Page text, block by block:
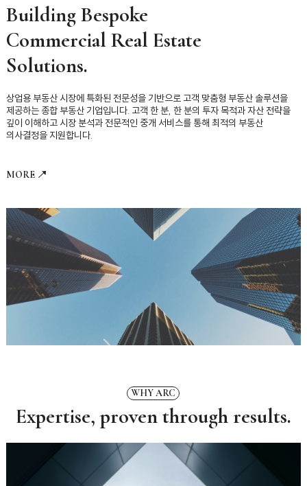
Building Bespoke
Commercial Real Estate
Solutions.
상업용 부동산 시장에 특화된 전문성을 기반으로 고객 맞춤형 부동산 솔루션을
제공하는 종합 부동산 기업입니다. 고객 한 분, 한 분의 투자 목적과 자산 전략을
깊이 이해하고시장 분석과 전문적인 중개 서비스를 통해 최적의 부동산
의사결정을 지원합니다.
MORE
WHY ARC
Expertise, proven through results.